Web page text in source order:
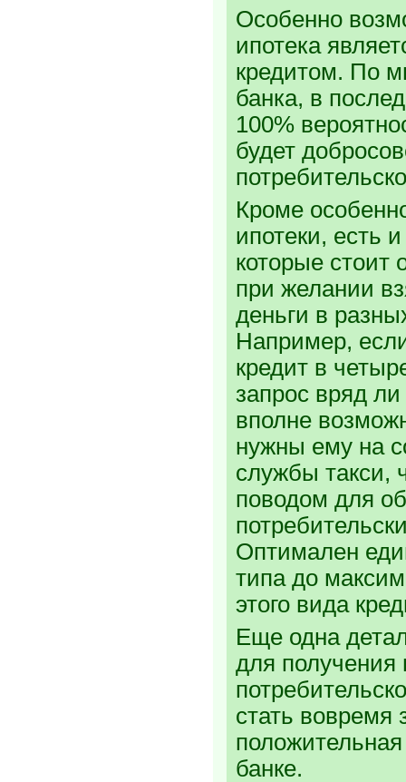
Особенно
ипотека
кредитом. По
банка, в
100%
будет
Кроме
ипотеки, есть
которые стоит
при желании
деньги в
Например,
кредит в
запрос вряд
вполне
нужны ему на
службы такси,
поводом для
Оптимален
типа до
этого вида
Еще одна
для получения
стать вовремя
банке.